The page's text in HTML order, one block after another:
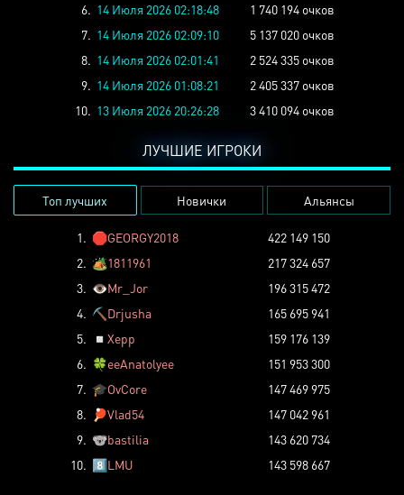
6. 14 Июля 2026 02:18:48
1 740 194 очков
7. 14 Июля 2026 02:09:10
5 137 020 очков
8. 14 Июля 2026 02:01:41
2 524 335 очков
9. 14 Июля 2026 01:08:21
2 405 337 очков
10. 13 Июля 2026 20:26:28 3 410 094 очков
ЛУЧШИЕ ИГРОКИ
Топ лучших Новички Альянсы
1. 🛑GEORGY2018
422 149 150
2. 🏕️1811961
217 324 657
3. 👁️Mr_Jor
196 315 472
4. ⛏️ Drjusha
165 695 941
5.
◽ Xepp
159 176 139
6. 🍀eeAnatolyee
151 953 300
7. 🎓OvCore
147 469 975
8.
🏓Vlad54
147 042 961
9. 🐨bastilia
143 620 734
10. 8️⃣LMU 143 598 667